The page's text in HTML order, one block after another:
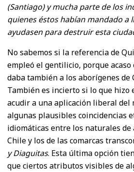
(Santiago) y mucha parte de los
quienes éstos habían mandado a
ayudasen para destruir esta
No sabemos si la referencia de
empleó el gentilicio, porque acaso
daba también a los aborígenes
También es incierto si lo que hizo
acudir a una aplicación liberal del
algunas plausibles coincidencias
idiomáticas entre los naturales
Chile y los de las comarcas
y Diaguitas. Esta última opción
que ciertos atributos visibles de